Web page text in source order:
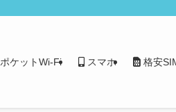
ポケットWi-Fi スマホ 格安